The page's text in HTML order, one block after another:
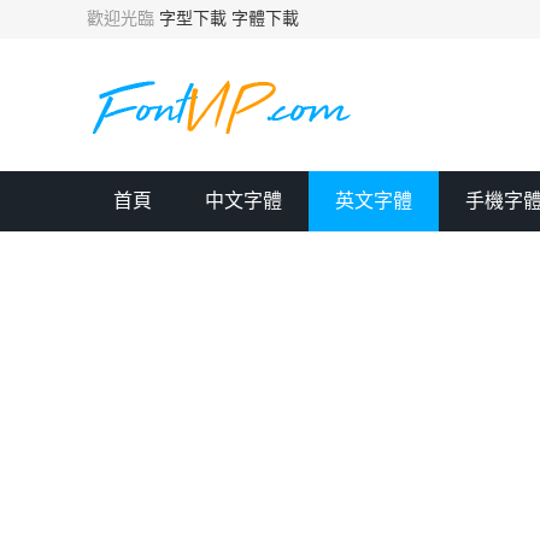
歡迎光臨 字型下載 字體下載
首頁 中文字體 英文字體 手機字